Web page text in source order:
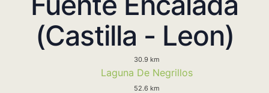
(Castilla - Leon)
30.9 km
Laguna De Negrillos
52.6 km